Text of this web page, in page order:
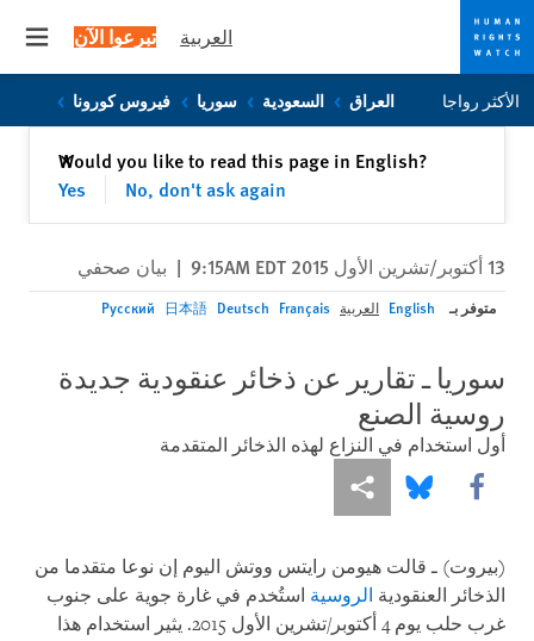
Skip
to
Skip
to
العربية تبرعوا الآن
الأكثر رواجا العراق السعودية سوريا فيروس كورونا
Would you like to read this page in English?
Yes
No, don't ask again
✕إغلاق
13 أكتوبر/تشرين الأول 2015 9:15AM EDT | بيان صحفي
متوفر بـ English العربية Français
Deutsch
日本語
Русский
سوريا ـ تقارير عن ذخائر عنقودية جديدة
روسية الصنع
أول استخدام في النزاع لهذه الذخائر المتقدمة
Share this via Facebook
Share this via Bluesky
Share this via مشاركة
(بيروت) ـ قالت هيومن رايتس ووتش اليوم إن نوعا متقدما من
الذخائر العنقودية الروسية استُخدم في غارة جوية على جنوب
غرب حلب يوم 4 أكتوبر/تشرين الأول 2015. يثير استخدام هذا